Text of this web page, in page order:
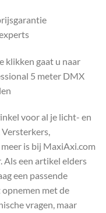
klikken gaat u naar
5 meter DMX
voor al je licht- en
Versterkers,
is bij MaxiAxi.com
Als een artikel elders
een passende
met de
vragen, maar